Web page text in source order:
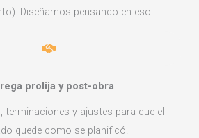
Diseñamos pensando en eso.
prolija y post-obra
terminaciones y ajustes para que el
quede como se planificó.